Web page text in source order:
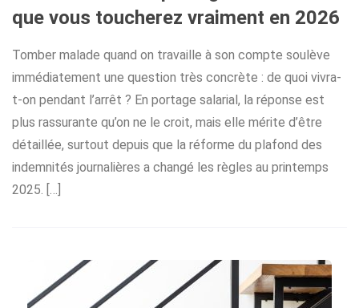
que vous toucherez vraiment en 2026
Tomber malade quand on travaille à son compte soulève
immédiatement une question très concrète : de quoi vivra-
t-on pendant l’arrêt ? En portage salarial, la réponse est
plus rassurante qu’on ne le croit, mais elle mérite d’être
détaillée, surtout depuis que la réforme du plafond des
indemnités journalières a changé les règles au printemps
2025. […]